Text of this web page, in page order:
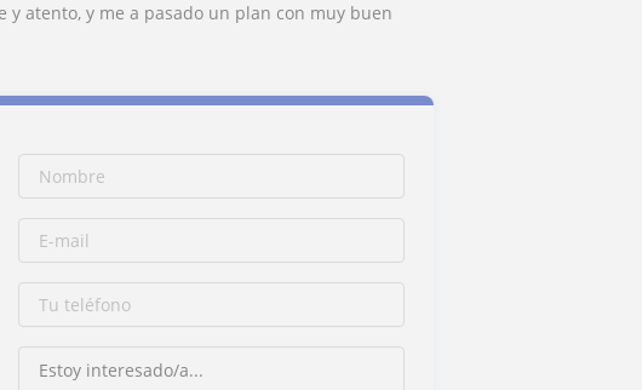
atento, y me a pasado un plan con muy buen